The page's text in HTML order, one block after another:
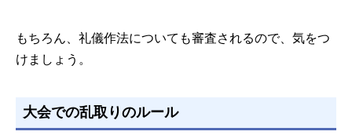
もちろん、礼儀作法についても審査されるので、気をつ
けましょう。
大会での乱取りのルール